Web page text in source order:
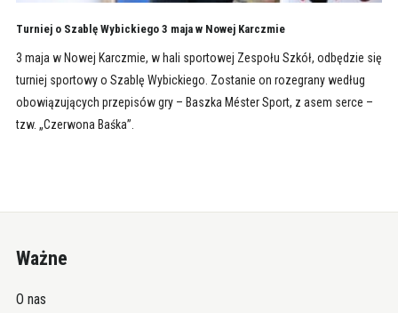
Turniej o Szablę Wybickiego 3 maja w Nowej Karczmie
3 maja w Nowej Karczmie, w hali sportowej Zespołu Szkół, odbędzie się
turniej sportowy o Szablę Wybickiego. Zostanie on rozegrany według
obowiązujących przepisów gry – Baszka Méster Sport, z asem serce –
tzw. „Czerwona Baśka”.
Ważne
O nas